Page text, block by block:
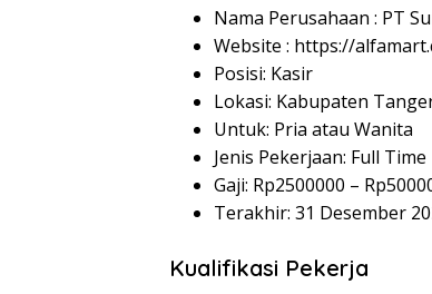
Nama Perusahaan : PT
Website : https://
Posisi: Kasir
Lokasi: Kabupaten
Untuk: Pria atau Wanita
Jenis Pekerjaan: Full Time
Gaji: Rp2500000 – Rp
Terakhir: 31 Desember
Kualifikasi Pekerja